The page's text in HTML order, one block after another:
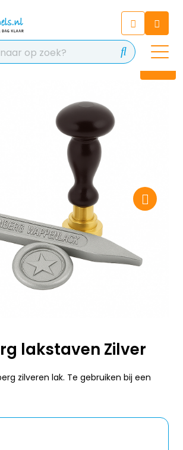
24/7 met onze chatbot
hulp
lakstaven Zilver
zilveren lak. Te gebruiken bij een